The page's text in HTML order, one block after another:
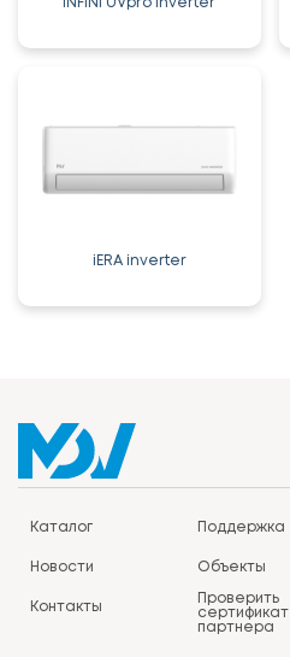
INFINI UVpro Inverter
iERA inverter
Каталог Поддержка
Новости Объекты
Контакты
Проверить
сертификат
партнера